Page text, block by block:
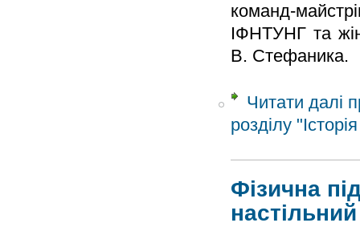
команд-
ІФНТУНГ та
В. Стефаника.
Читати далі
розділу
Фізична
настільний